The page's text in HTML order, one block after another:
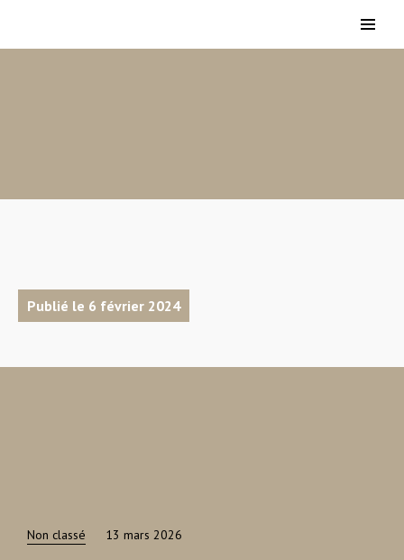
Publié le 6 février 2024
Non classé 13 mars 2026